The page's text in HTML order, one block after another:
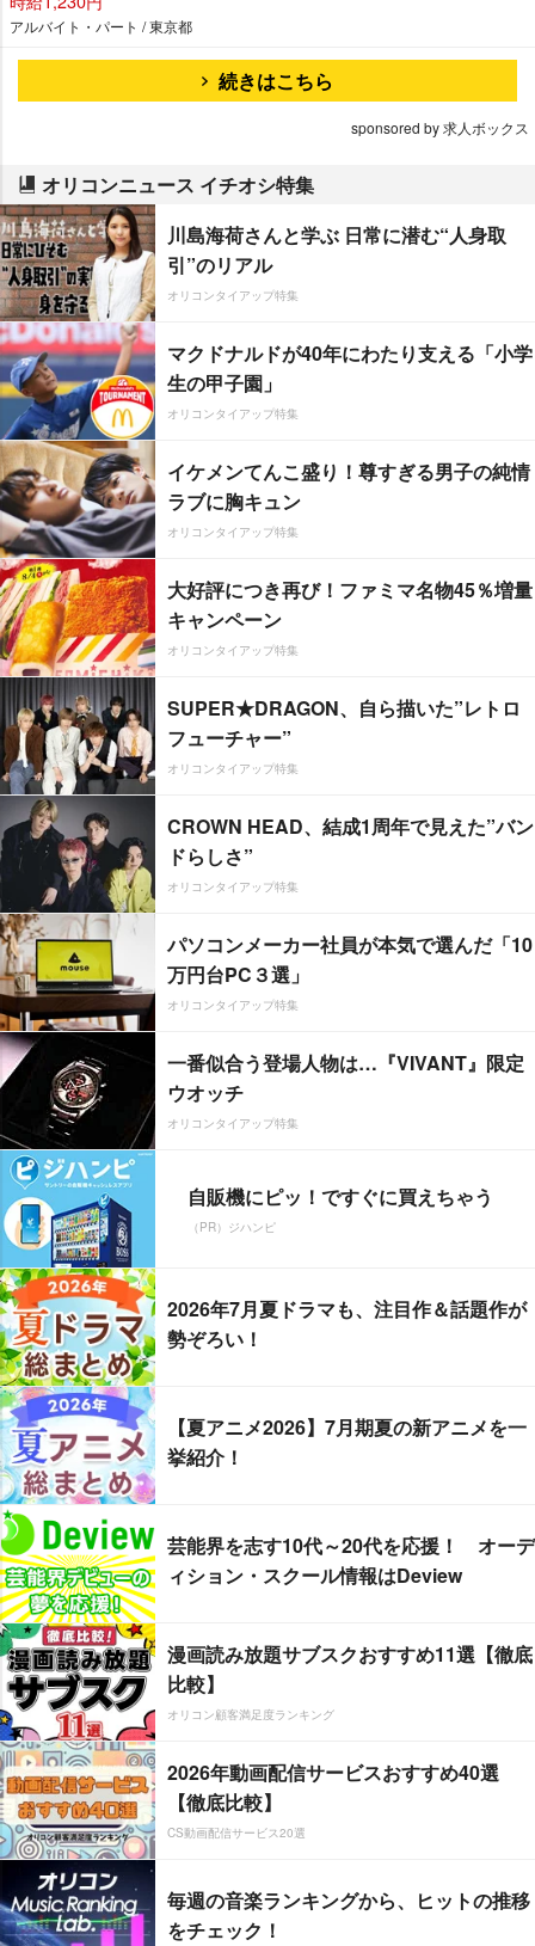
アルバイト・パート / 東京都
続きはこちら
sponsored by 求人ボックス
オリコンニュース イチオシ特集
川島海荷さんと学ぶ 日常に潜む“人身取
引”のリアル
オリコンタイアップ特集
マクドナルドが40年にわたり支える「小学
生の甲子園」
オリコンタイアップ特集
イケメンてんこ盛り！尊すぎる男子の純情
ラブに胸キュン
オリコンタイアップ特集
大好評につき再び！ファミマ名物45％増量
キャンペーン
オリコンタイアップ特集
SUPER★DRAGON、自ら描いた”レトロ
フューチャー”
オリコンタイアップ特集
CROWN HEAD、結成1周年で見えた”バン
ドらしさ”
オリコンタイアップ特集
パソコンメーカー社員が本気で選んだ「10
万円台PC３選」
オリコンタイアップ特集
一番似合う登場人物は…『VIVANT』限定
ウオッチ
オリコンタイアップ特集
自販機にピッ！ですぐに買えちゃう
（PR）ジハンピ
2026年7月夏ドラマも、注目作＆話題作が
勢ぞろい！
【夏アニメ2026】7月期夏の新アニメを一
挙紹介！
芸能界を志す10代～20代を応援！ オーデ
ィション・スクール情報はDeview
漫画読み放題サブスクおすすめ11選【徹底
比較】
オリコン顧客満足度ランキング
2026年動画配信サービスおすすめ40選
【徹底比較】
CS動画配信サービス20選
毎週の音楽ランキングから、ヒットの推移
をチェック！